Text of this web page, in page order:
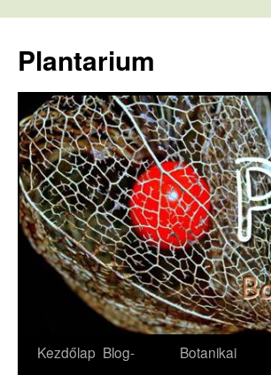
tartalomba
Plantarium
Kezdőlap Blog-
Botanikai